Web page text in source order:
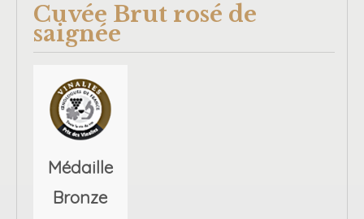
Cuvée Brut rosé de
saignée
Médaille
Bronze